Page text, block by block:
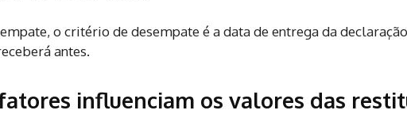
o critério de desempate é a data de entrega da
antes.
influenciam os valores das